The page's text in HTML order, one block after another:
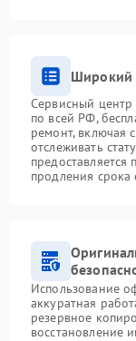
Широкий
Сервисный центр
по всей РФ,
ремонт, включая
отслеживать
продления срока
Использование
аккуратная
резервное
восстановление